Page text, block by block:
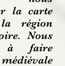
la carte
région
Nous
à faire